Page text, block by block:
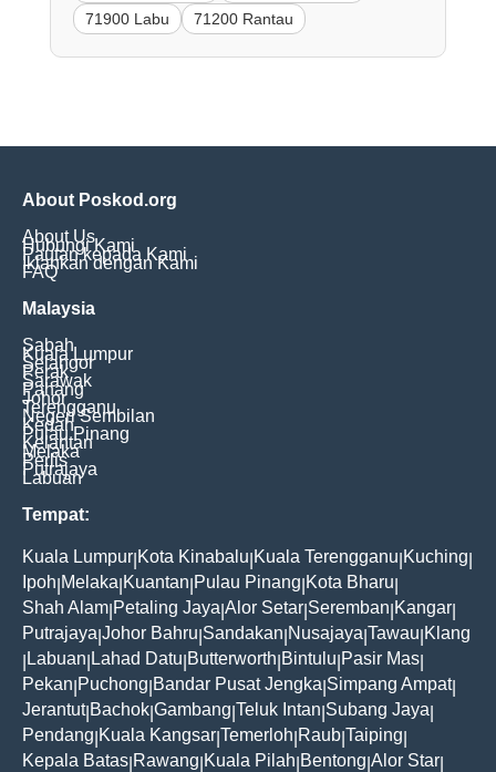
71900 Labu
71200 Rantau
About Poskod.org
About Us
Hubungi Kami
Pautan kepada Kami
Iklankan dengan Kami
FAQ
Malaysia
Sabah
Kuala Lumpur
Selangor
Perak
Sarawak
Pahang
Johor
Terengganu
Negeri Sembilan
Kedah
Pulau Pinang
Kelantan
Melaka
Perlis
Putrajaya
Labuan
Tempat:
Kuala Lumpur Kota Kinabalu Kuala Terengganu Kuching
Ipoh Melaka Kuantan Pulau Pinang Kota Bharu
Shah Alam Petaling Jaya Alor Setar Seremban Kangar
Putrajaya Johor Bahru Sandakan Nusajaya Tawau Klang
Labuan Lahad Datu Butterworth Bintulu Pasir Mas
Pekan Puchong Bandar Pusat Jengka Simpang Ampat|
Jerantut| Bachok Gambang Teluk Intan Subang Jaya
Pendang Kuala Kangsar Temerloh Raub Taiping
Kepala Batas Rawang Kuala Pilah Bentong Alor Star